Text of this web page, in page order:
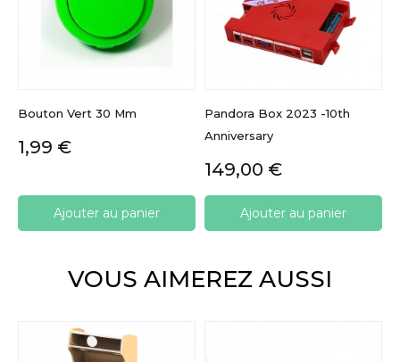
Bouton Vert 30 Mm
Prix
1,99 €
Ajouter au panier
Pandora Box 2023 -10th
Anniversary
Prix
149,00 €
Ajouter au panier
VOUS AIMEREZ AUSSI